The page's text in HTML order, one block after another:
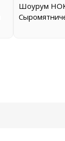
Шоурум